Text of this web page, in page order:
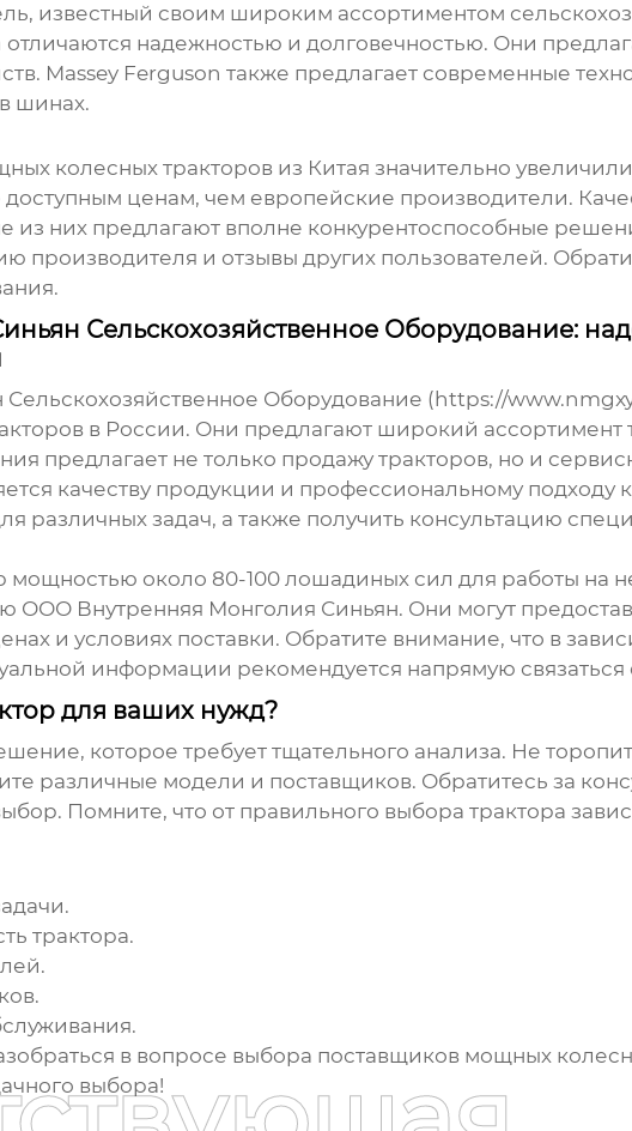
известный своим широким ассортиментом
отличаются надежностью и долговечностью. Они
Massey Ferguson также предлагает современные
шинах.
колесных тракторовиз Китая значительно
ценам, чем европейские производители.
из них предлагают вполне конкурентоспособные
производителя и отзывы других пользователей.
Сельскохозяйственное Оборудование:
Оборудование (https://
в России. Они предлагают широкий ассортимент
предлагает не только продажу тракторов, но и
качеству продукции и профессиональному подходу
различных задач, а также получить консультацию
мощностью около 80-100 лошадиных сил для работы на
ООО Внутренняя Монголия Синьян. Они могут
и условиях поставки. Обратите внимание, что в
информации рекомендуется напрямую
для ваших нужд?
которое требует тщательного анализа. Не
различные модели и поставщиков. Обратитесь за
Помните, что от правильного выбора трактора
трактора.
в вопросе выбора поставщиков мощных
выбора!